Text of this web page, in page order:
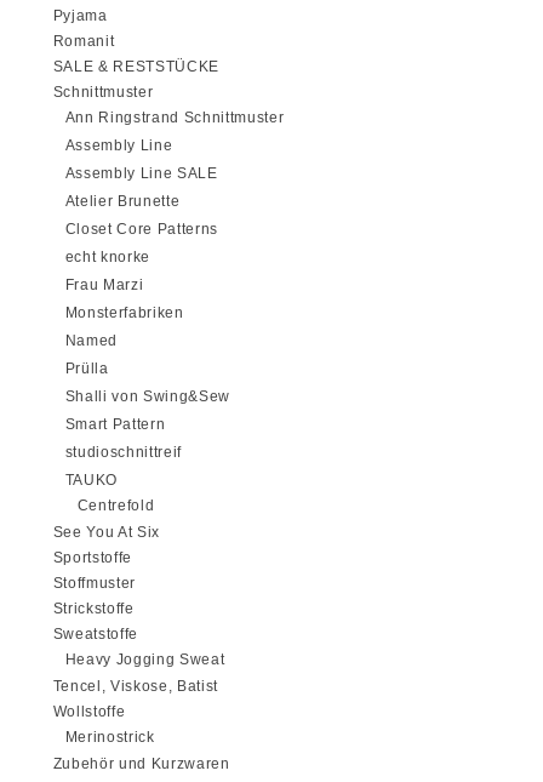
Pyjama
Romanit
SALE & RESTSTÜCKE
Schnittmuster
Ann Ringstrand Schnittmuster
Assembly Line
Assembly Line SALE
Atelier Brunette
Closet Core Patterns
echt knorke
Frau Marzi
Monsterfabriken
Named
Prülla
Shalli von Swing&Sew
Smart Pattern
studioschnittreif
TAUKO
Centrefold
See You At Six
Sportstoffe
Stoffmuster
Strickstoffe
Sweatstoffe
Heavy Jogging Sweat
Tencel, Viskose, Batist
Wollstoffe
Merinostrick
Zubehör und Kurzwaren